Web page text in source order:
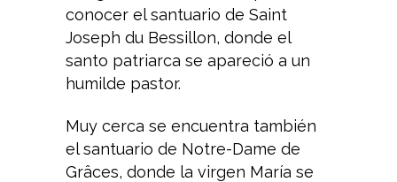
conocer el santuario de Saint
Joseph du Bessillon, donde el
santo patriarca se apareció a un
humilde pastor.
Muy cerca se encuentra también
el santuario de Notre-Dame de
Grâces, donde la virgen María se